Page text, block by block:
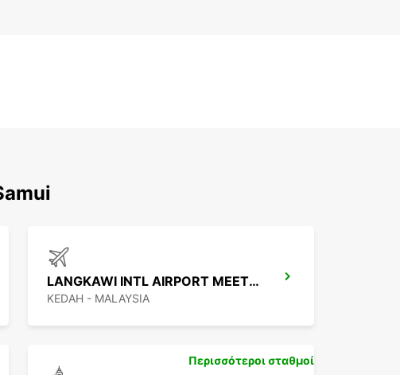
LANGKAWI INTL AIRPORT MEET AND GREET
KEDAH - MALAYSIA
Περισσότεροι σταθμοί